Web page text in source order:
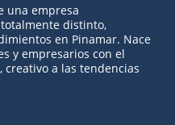
una empresa
distinto,
en Pinamar. Nace
y empresarios con el
a las tendencias